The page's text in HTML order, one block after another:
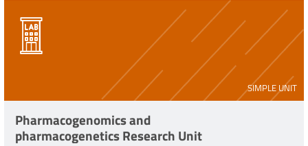
SIMPLE UNIT
Pharmacogenomics and
pharmacogenetics Research Unit